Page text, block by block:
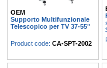
OEM
Supporto Multifunzionale
Telescopico per TV 37-55"
Product code: CA-SPT-2002